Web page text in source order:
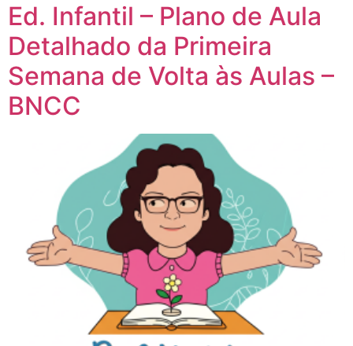
Ed. Infantil – Plano de Aula
Detalhado da Primeira
Semana de Volta às Aulas –
BNCC